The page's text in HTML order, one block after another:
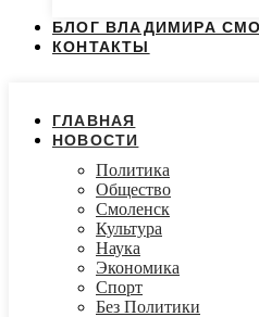
БЛОГ ВЛАДИМИРА
КОНТАКТЫ
ГЛАВНАЯ
НОВОСТИ
Политика
Общество
Смоленск
Культура
Наука
Экономика
Спорт
Без Политики